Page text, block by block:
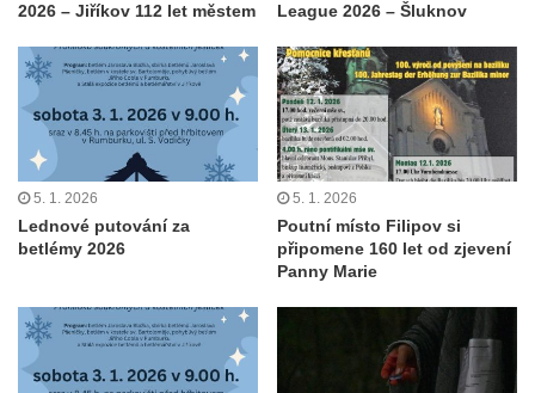
2026 – Jiříkov 112 let městem
League 2026 – Šluknov
5. 1. 2026
Lednové putování za
betlémy 2026
5. 1. 2026
Poutní místo Filipov si
připomene 160 let od zjevení
Panny Marie